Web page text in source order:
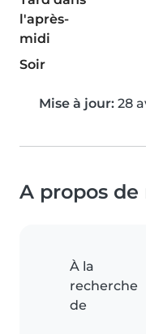
l'après-
midi
Soir
Mise à jour: 28
A propos
À la
recherche
de